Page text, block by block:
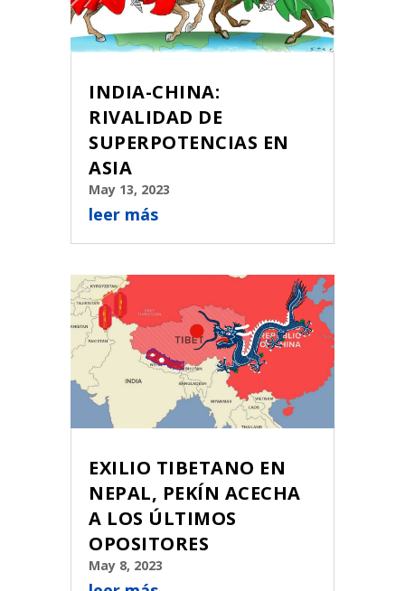
INDIA-CHINA:
RIVALIDAD DE
SUPERPOTENCIAS EN
ASIA
May 13, 2023
leer más
EXILIO TIBETANO EN
NEPAL, PEKÍN ACECHA
A LOS ÚLTIMOS
OPOSITORES
May 8, 2023